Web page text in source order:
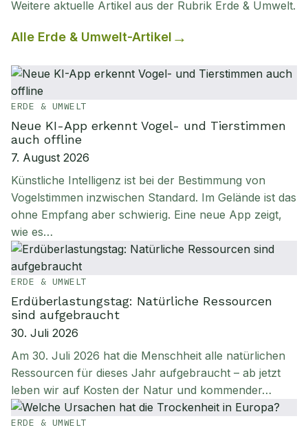
Weitere aktuelle Artikel aus der Rubrik Erde & Umwelt.
Alle Erde & Umwelt-Artikel
ERDE & UMWELT
Neue KI-App erkennt Vogel- und Tierstimmen
auch offline
7. August 2026
Künstliche Intelligenz ist bei der Bestimmung von
Vogelstimmen inzwischen Standard. Im Gelände ist das
ohne Empfang aber schwierig. Eine neue App zeigt,
wie es…
ERDE & UMWELT
Erdüberlastungstag: Natürliche Ressourcen
sind aufgebraucht
30. Juli 2026
Am 30. Juli 2026 hat die Menschheit alle natürlichen
Ressourcen für dieses Jahr aufgebraucht – ab jetzt
leben wir auf Kosten der Natur und kommender…
ERDE & UMWELT